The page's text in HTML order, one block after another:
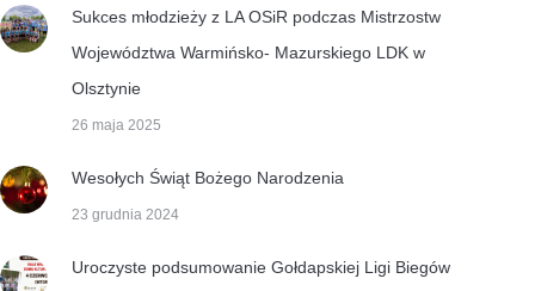
Sukces młodzieży z LA OSiR podczas Mistrzostw
Województwa Warmińsko- Mazurskiego LDK w
Olsztynie
26 maja 2025
Wesołych Świąt Bożego Narodzenia
23 grudnia 2024
Uroczyste podsumowanie Gołdapskiej Ligi Biegów